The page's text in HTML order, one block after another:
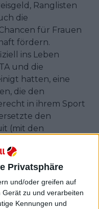
Privatsphäre
und/oder greifen auf
zu und verarbeiten
Kennungen und
Ranglisten
die
für Frauen
fördern.
ins Leben
und die
hatten, eine
die den
in ihrem Sport
den
(mit den
Melville, Peaches
Dalton, Valerie
gehörten), der von
Gladys Heldman,
organisiert